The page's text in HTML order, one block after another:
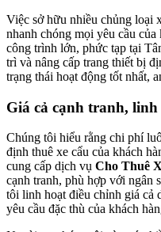
Việc sở hữu nhiều chủng loại
nhanh chóng mọi yêu cầu
công trình lớn, phức tạp tại
trì và nâng cấp trang thiết bị
trạng thái hoạt động tốt nhất,
Giá cả cạnh tranh,
Chúng tôi hiểu rằng chi phí
định thuê xe cẩu của khách
cung cấp dịch vụ Cho Thuê
cạnh tranh, phù hợp với ngân
tôi linh hoạt điều chỉnh giá cả
yêu cầu đặc thù của khách